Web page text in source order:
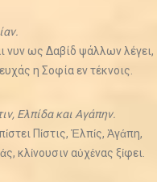
νυν ως Δαβίδ ψάλλων λέγει,
η Σοφία εν τέκνοις.
Eλπίδα και Aγάπην.
Πίστις, Ἐλπίς, Ἀγάπη,
κλίνουσιν αὐχένας ξίφει.